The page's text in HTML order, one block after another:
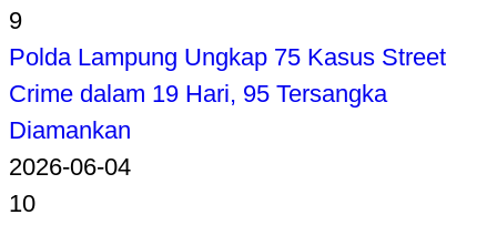
9
Polda Lampung Ungkap 75 Kasus Street
Crime dalam 19 Hari, 95 Tersangka
Diamankan
2026-06-04
10